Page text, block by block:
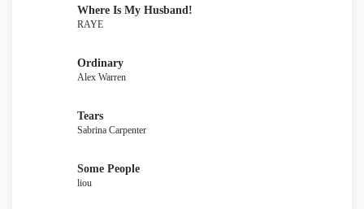
Where Is My Husband!
RAYE
Ordinary
Alex Warren
Tears
Sabrina Carpenter
Some People
liou